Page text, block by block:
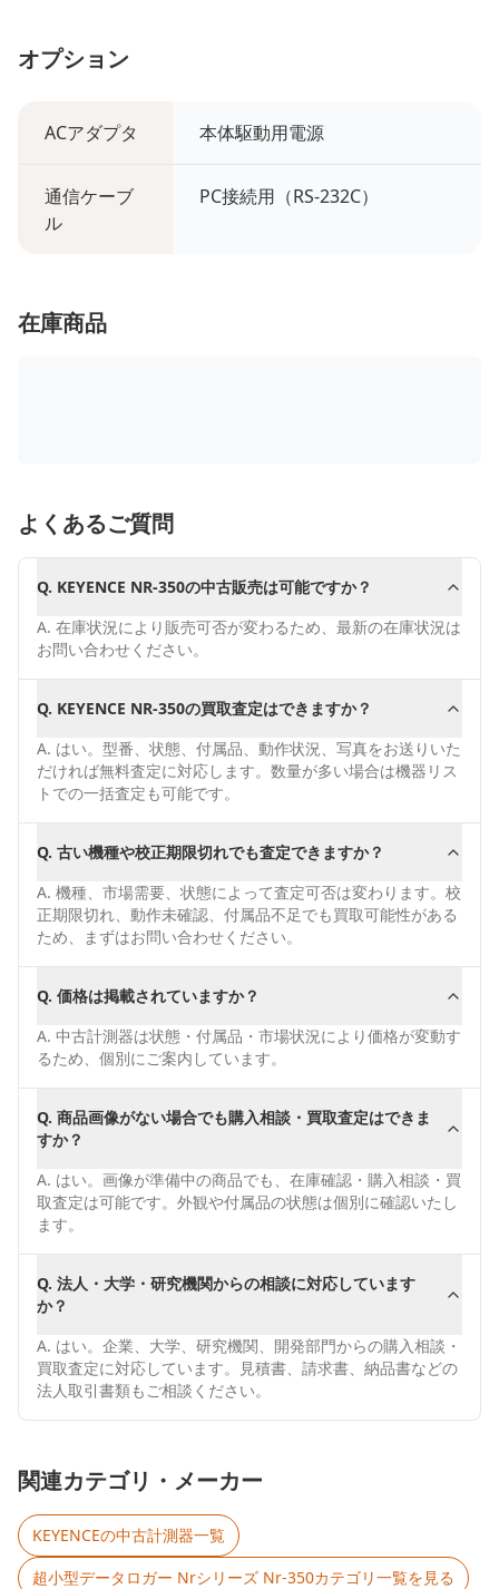
オプション
ACアダプタ 本体駆動用電源
通信ケーブ
ル
PC接続用（RS-232C）
在庫商品
よくあるご質問
Q. KEYENCE NR-350の中古販売は可能ですか？
A. 在庫状況により販売可否が変わるため、最新の在庫状況は
お問い合わせください。
Q. KEYENCE NR-350の買取査定はできますか？
A. はい。型番、状態、付属品、動作状況、写真をお送りいた
だければ無料査定に対応します。数量が多い場合は機器リス
トでの一括査定も可能です。
Q. 古い機種や校正期限切れでも査定できますか？
A. 機種、市場需要、状態によって査定可否は変わります。校
正期限切れ、動作未確認、付属品不足でも買取可能性がある
ため、まずはお問い合わせください。
Q. 価格は掲載されていますか？
A. 中古計測器は状態・付属品・市場状況により価格が変動す
るため、個別にご案内しています。
Q. 商品画像がない場合でも購入相談・買取査定はできま
すか？
A. はい。画像が準備中の商品でも、在庫確認・購入相談・買
取査定は可能です。外観や付属品の状態は個別に確認いたし
ます。
Q. 法人・大学・研究機関からの相談に対応しています
か？
A. はい。企業、大学、研究機関、開発部門からの購入相談・
買取査定に対応しています。見積書、請求書、納品書などの
法人取引書類もご相談ください。
関連カテゴリ・メーカー
KEYENCEの中古計測器一覧
超小型データロガー Nrシリーズ Nr-350カテゴリ一覧を見る